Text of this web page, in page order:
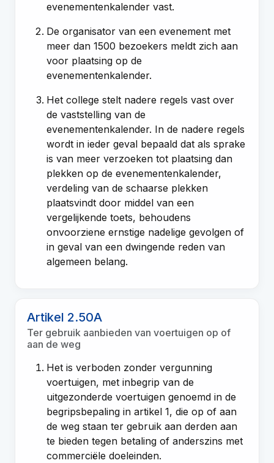
evenementenkalender vast.
De organisator van een evenement met
meer dan 1500 bezoekers meldt zich aan
voor plaatsing op de
evenementenkalender.
Het college stelt nadere regels vast over
de vaststelling van de
evenementenkalender. In de nadere regels
wordt in ieder geval bepaald dat als sprake
is van meer verzoeken tot plaatsing dan
plekken op de evenementenkalender,
verdeling van de schaarse plekken
plaatsvindt door middel van een
vergelijkende toets, behoudens
onvoorziene ernstige nadelige gevolgen of
in geval van een dwingende reden van
algemeen belang.
Artikel 2.50A
Ter gebruik aanbieden van voertuigen op of
aan de weg
Het is verboden zonder vergunning
voertuigen, met inbegrip van de
uitgezonderde voertuigen genoemd in de
begripsbepaling in artikel 1, die op of aan
de weg staan ter gebruik aan derden aan
te bieden tegen betaling of anderszins met
commerciële doeleinden.